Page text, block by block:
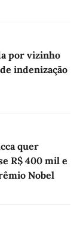
por vizinho
indenização
quer
R$ 400 mil e
Nobel